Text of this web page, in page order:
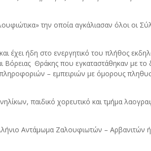
την οποία αγκάλιασαν όλοι οι
έχει ήδη στο ενεργητικό του πλήθος
Βόρειας Θράκης που εγκαταστάθηκαν με το
πληροφοριών – εμπειριών με όμορους
παιδικό χορευτικό και τμήμα
Αντάμωμα Ζαλουφιωτών – Αρβανιτών